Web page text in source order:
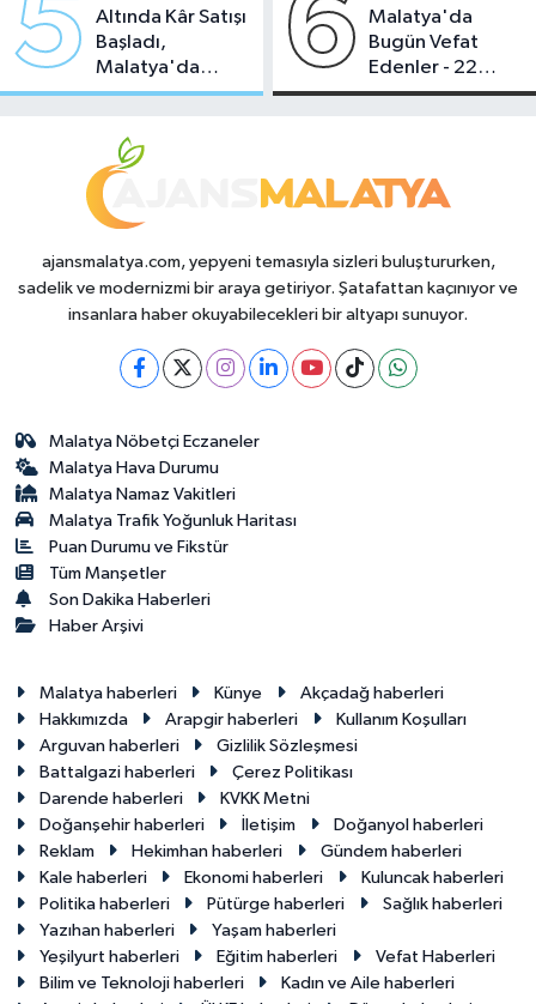
5
Altında Kâr Satışı
Başladı,
Malatya'da
Makas Ne
6
Malatya'da
Bugün Vefat
Edenler - 22
Temmuz 2026
ajansmalatya.com, yepyeni temasıyla sizleri buluştururken,
sadelik ve modernizmi bir araya getiriyor. Şatafattan kaçınıyor ve
insanlara haber okuyabilecekleri bir altyapı sunuyor.
Malatya Nöbetçi Eczaneler
Malatya Hava Durumu
Malatya Namaz Vakitleri
Malatya Trafik Yoğunluk Haritası
Puan Durumu ve Fikstür
Tüm Manşetler
Son Dakika Haberleri
Haber Arşivi
Malatya haberleri Künye
Akçadağ haberleri
Hakkımızda
Arapgir haberleri
Kullanım Koşulları
Arguvan haberleri
Gizlilik Sözleşmesi
Battalgazi haberleri
Çerez Politikası
Darende haberleri
KVKK Metni
Doğanşehir haberleri
İletişim
Doğanyol haberleri
Reklam
Hekimhan haberleri
Gündem haberleri
Kale haberleri
Ekonomi haberleri
Kuluncak haberleri
Politika haberleri
Pütürge haberleri
Sağlık haberleri
Yazıhan haberleri
Yaşam haberleri
Yeşilyurt haberleri
Eğitim haberleri
Vefat Haberleri
Bilim ve Teknoloji haberleri
Kadın ve Aile haberleri